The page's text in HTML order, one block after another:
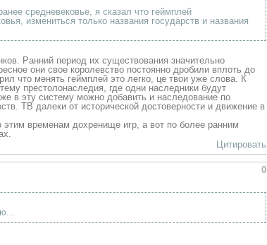
средневековье, я сказал что геймплей
измениться только названия государств и названия
Ранний период их существования значительно
они свое королевство постоянно дробили вплоть до
что менять геймплей это легко, це твои уже слова. К
престолонаследия, где одни наследники будут
в эту систему можно добавить и наследование по
ТВ далеки от исторической достоверности и движение в
временам дохренище игр, а вот по более ранним
Цитировать
0